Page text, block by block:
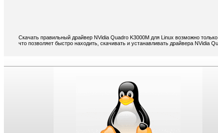
Скачать правильный драйвер NVidia Quadro K3000M для Linux возможно
что позволяет быстро находить, скачивать и устанавливать драйвера NVidia